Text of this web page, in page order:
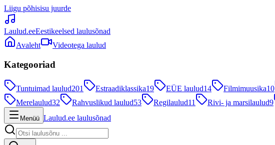
Liigu põhisisu juurde
Laulud.eeEestikeelsed laulusõnad
Avaleht
Videotega laulud
Kategooriad
Tuntuimad laulud201 Estraadiklassika19 EÜE laulud14 Filmimuusika10
Merelaulud32 Rahvuslikud laulud53 Regilaulud11 Rivi- ja marsilaulud9
Menüü Laulud.ee laulusõnad